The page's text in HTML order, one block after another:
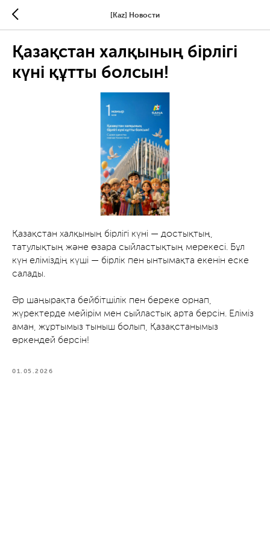
[Kaz] Новости
Қазақстан халқының бірлігі
күні құтты болсын!
Қазақстан халқының бірлігі күні — достықтың,
татулықтың және өзара сыйластықтың мерекесі. Бұл
күн еліміздің күші — бірлік пен ынтымақта екенін еске
салады.
Әр шаңырақта бейбітшілік пен береке орнап,
жүректерде мейірім мен сыйластық арта берсін. Еліміз
аман, жұртымыз тыныш болып, Қазақстанымыз
өркендей берсін!
01.05.2026